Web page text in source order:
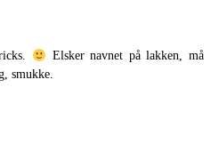
Elsker navnet på lakken, må
smukke.